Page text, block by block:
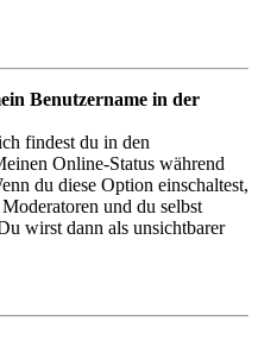
Benutzername in der
findest du in den
Online-Status während
du diese Option einschaltest,
und du selbst
wirst dann als unsichtbarer